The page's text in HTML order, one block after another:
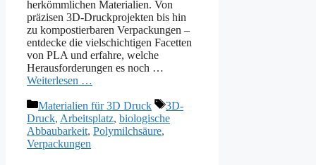
herkömmlichen Materialien. Von
präzisen 3D-Druckprojekten bis hin
zu kompostierbaren Verpackungen –
entdecke die vielschichtigen Facetten
von PLA und erfahre, welche
Herausforderungen es noch …
Weiterlesen …
Kategorien
Materialien für 3D Druck Schlagwörter
3D-
Druck, Arbeitsplatz, biologische
Abbaubarkeit, Polymilchsäure,
Verpackungen